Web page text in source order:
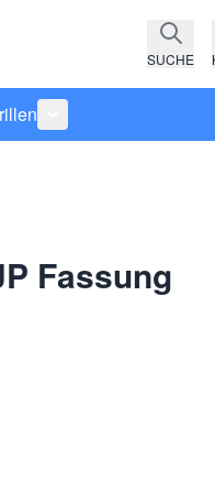
SUCHE
anzeigen
Kategorie Fassungen
Untermenü für
Fassung